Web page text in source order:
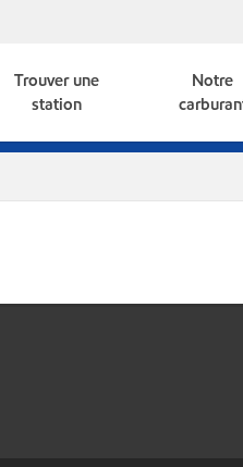
Trouver une
station
Notre